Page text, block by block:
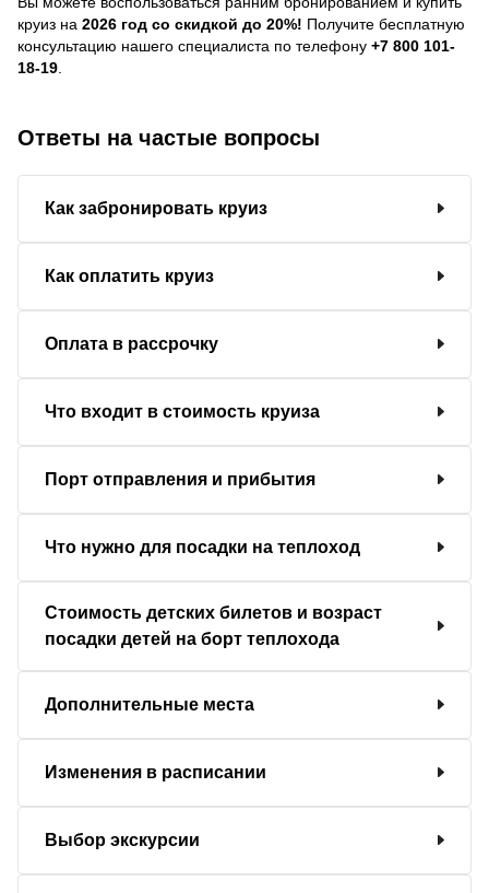
круиз на 2026 год со скидкой до 20%! Получите бесплатную
консультацию нашего специалиста по телефону +7 800 101-
18-19
Ответы на частые вопросы
Как забронировать круиз
Как оплатить круиз
Оплата в рассрочку
Что входит в стоимость круиза
Порт отправления и прибытия
Что нужно для посадки на теплоход
Стоимость детских билетов и возраст
посадки детей на борт теплохода
Дополнительные места
Изменения в расписании
Выбор экскурсии